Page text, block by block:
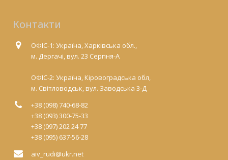
Контакти
ОФІС-1: Україна, Харківська обл.,
м. Дергачі, вул. 23 Серпня-А
ОФІС-2: Україна, Кіровоградська обл,
м. Світловодськ, вул. Заводська 3-Д
+38 (098) 740-68-82
+38 (093) 300-75-33
+38 (097) 202 24 77
+38 (095) 637-56-28
aiv_rudi@ukr.net